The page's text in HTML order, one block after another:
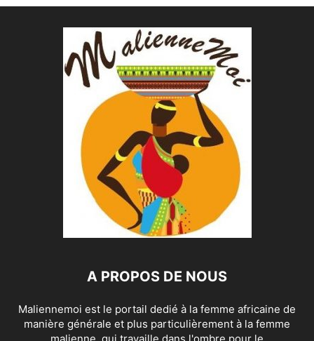
A PROPOS DE NOUS
Maliennemoi est le portail dedié à la femme africaine de
manière générale et plus particulièrement à la femme